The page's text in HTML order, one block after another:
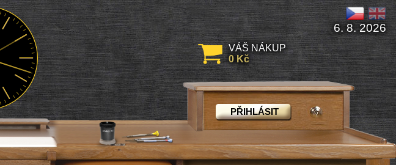
PŘIHLÁSIT
6. 8. 2026
VÁŠ NÁKUP
0 Kč